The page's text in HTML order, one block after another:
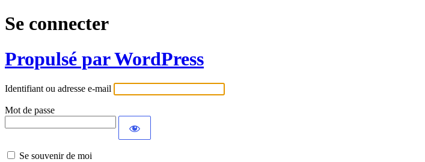
Se connecter
Propulsé par WordPress
Identifiant ou adresse e-mail
Mot de passe
Se souvenir de moi